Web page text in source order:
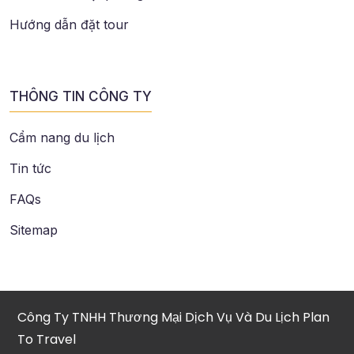
Hướng dẫn đặt tour
THÔNG TIN CÔNG TY
Cẩm nang du lịch
Tin tức
FAQs
Sitemap
Công Ty TNHH Thương Mại Dịch Vụ Và Du Lịch Plan
To Travel